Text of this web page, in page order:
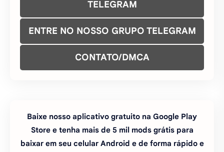
TELEGRAM
ENTRE NO NOSSO GRUPO TELEGRAM
CONTATO/DMCA
Baixe nosso aplicativo gratuito na Google Play
Store e tenha mais de 5 mil mods grátis para
baixar em seu celular Android e de forma rápido e